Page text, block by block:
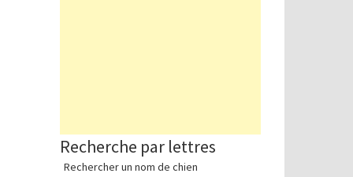
Recherche par lettres
Rechercher un nom de chien